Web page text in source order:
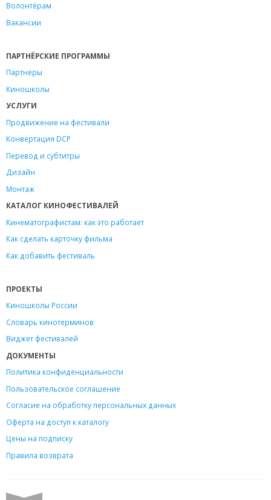
Волонтёрам
Вакансии
ПАРТНЁРСКИЕ ПРОГРАММЫ
Партнеры
Киношколы
УСЛУГИ
Продвижение на фестивали
Конвертация DCP
Перевод и субтитры
Дизайн
Монтаж
КАТАЛОГ КИНОФЕСТИВАЛЕЙ
Кинематографистам: как это работает
Как сделать карточку фильма
Как добавить фестиваль
ПРОЕКТЫ
Киношколы России
Словарь кинотерминов
Виджет фестивалей
ДОКУМЕНТЫ
Политика конфиденциальности
Пользовательское соглашение
Согласие на обработку персональных данных
Оферта на доступ к каталогу
Цены на подписку
Правила возврата